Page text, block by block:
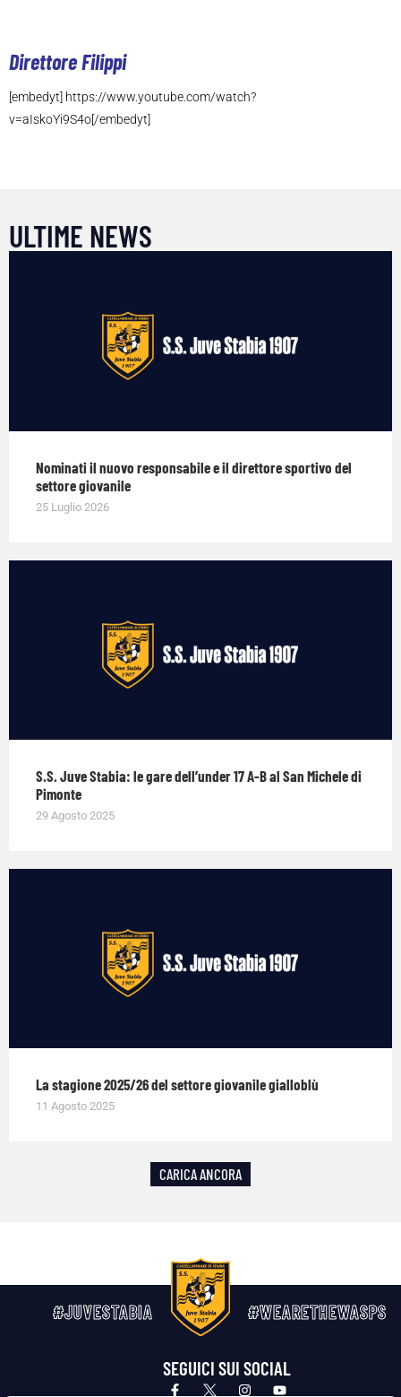
Direttore Filippi
[embedyt] https://www.youtube.com/watch?
v=aIskoYi9S4o[/embedyt]
ULTIME NEWS
Nominati il nuovo responsabile e il direttore sportivo del
settore giovanile
25 Luglio 2026
S.S. Juve Stabia: le gare dell’under 17 A-B al San Michele di
Pimonte
29 Agosto 2025
La stagione 2025/26 del settore giovanile gialloblù
11 Agosto 2025
CARICA ANCORA
#JUVESTABIA #WEARETHEWASPS
SEGUICI SUI SOCIAL